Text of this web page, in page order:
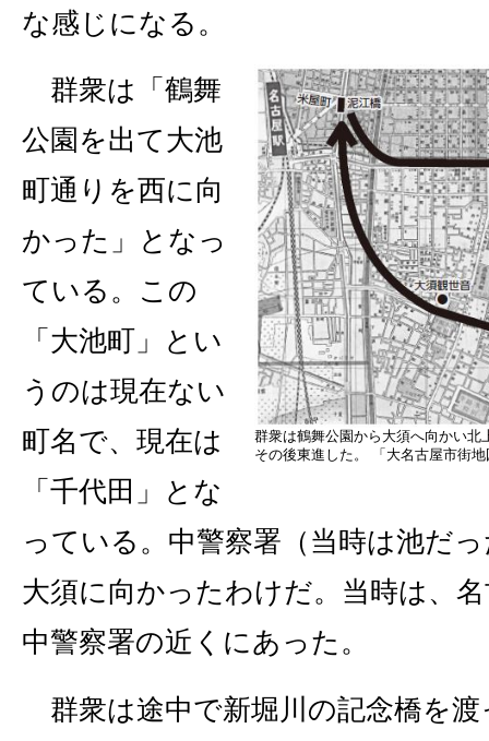
な感じになる。
群衆は鶴舞公園から大須へ向かい北
その後東進した。 「大名古屋市街地
群衆は「鶴舞
公園を出て大池
町通りを西に向
かった」となっ
ている。この
「大池町」とい
うのは現在ない
町名で、現在は
「千代田」とな
っている。中警察署（当時は池だ
大須に向かったわけだ。当時は、
中警察署の近くにあった。
群衆は途中で新堀川の記念橋を